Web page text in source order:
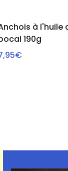
à l'huile
190g